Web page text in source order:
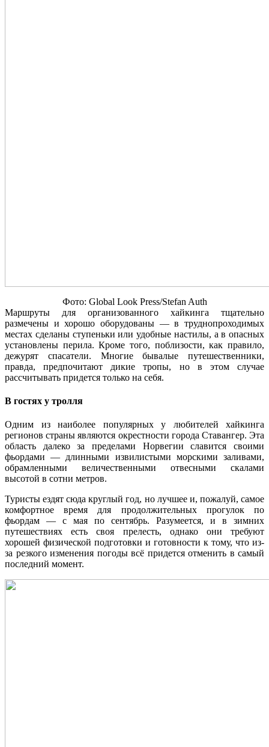
Фото: Global Look Press/Stefan Auth
Маршруты для организованного хайкинга тщательно
размечены и хорошо оборудованы — в труднопроходимых
местах сделаны ступеньки или удобные настилы, а в опасных
установлены перила. Кроме того, поблизости, как правило,
дежурят спасатели. Многие бывалые путешественники,
правда, предпочитают дикие тропы, но в этом случае
рассчитывать придется только на себя.
В гостях у тролля
Одним из наиболее популярных у любителей хайкинга
регионов страны являются окрестности города Ставангер. Эта
область далеко за пределами Норвегии славится своими
фьордами — длинными извилистыми морскими заливами,
обрамленными величественными отвесными скалами
высотой в сотни метров.
Туристы ездят сюда круглый год, но лучшее и, пожалуй, самое
комфортное время для продолжительных прогулок по
фьордам — с мая по сентябрь. Разумеется, и в зимних
путешествиях есть своя прелесть, однако они требуют
хорошей физической подготовки и готовности к тому, что из-
за резкого изменения погоды всё придется отменить в самый
последний момент.